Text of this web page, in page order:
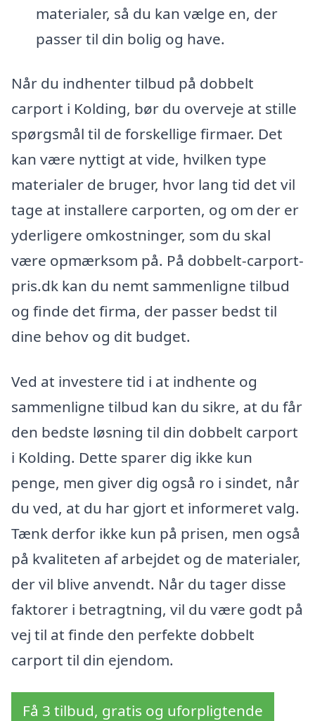
materialer, så du kan vælge en, der
passer til din bolig og have.
Når du indhenter tilbud på dobbelt
carport i Kolding, bør du overveje at stille
spørgsmål til de forskellige firmaer. Det
kan være nyttigt at vide, hvilken type
materialer de bruger, hvor lang tid det vil
tage at installere carporten, og om der er
yderligere omkostninger, som du skal
være opmærksom på. På dobbelt-carport-
pris.dk kan du nemt sammenligne tilbud
og finde det firma, der passer bedst til
dine behov og dit budget.
Ved at investere tid i at indhente og
sammenligne tilbud kan du sikre, at du får
den bedste løsning til din dobbelt carport
i Kolding. Dette sparer dig ikke kun
penge, men giver dig også ro i sindet, når
du ved, at du har gjort et informeret valg.
Tænk derfor ikke kun på prisen, men også
på kvaliteten af arbejdet og de materialer,
der vil blive anvendt. Når du tager disse
faktorer i betragtning, vil du være godt på
vej til at finde den perfekte dobbelt
carport til din ejendom.
Få 3 tilbud, gratis og uforpligtende